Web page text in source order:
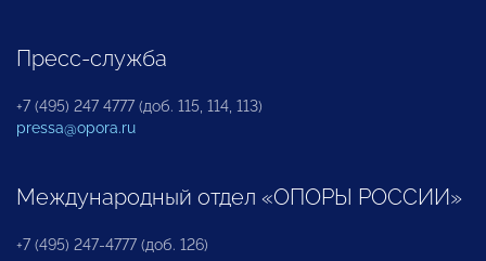
Пресс-служба
+7 (495) 247 4777 (доб. 115, 114, 113)
pressa@opora.ru
Международный отдел «ОПОРЫ РОССИИ»
+7 (495) 247-4777 (доб. 126)